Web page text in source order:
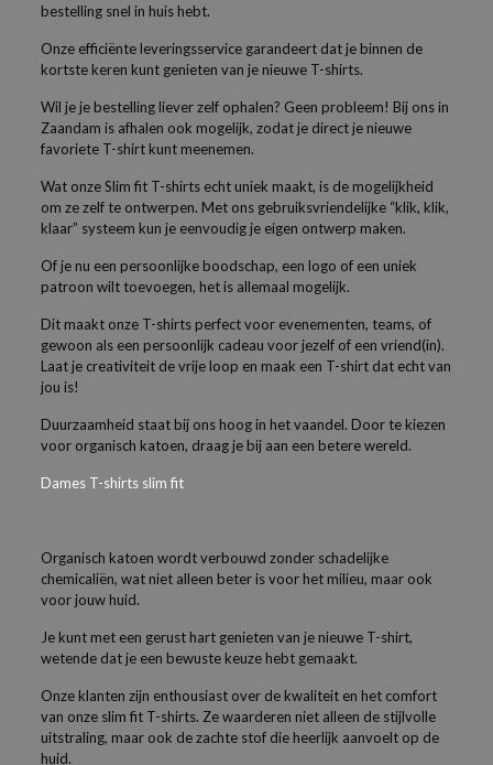
bestelling snel in huis hebt.
Onze efficiënte leveringsservice garandeert dat je binnen de
kortste keren kunt genieten van je nieuwe T-shirts.
Wil je je bestelling liever zelf ophalen? Geen probleem! Bij ons in
Zaandam is afhalen ook mogelijk, zodat je direct je nieuwe
favoriete T-shirt kunt meenemen.
Wat onze Slim fit T-shirts echt uniek maakt, is de mogelijkheid
om ze zelf te ontwerpen. Met ons gebruiksvriendelijke “klik, klik,
klaar” systeem kun je eenvoudig je eigen ontwerp maken.
Of je nu een persoonlijke boodschap, een logo of een uniek
patroon wilt toevoegen, het is allemaal mogelijk.
Dit maakt onze T-shirts perfect voor evenementen, teams, of
gewoon als een persoonlijk cadeau voor jezelf of een vriend(in).
Laat je creativiteit de vrije loop en maak een T-shirt dat echt van
jou is!
Duurzaamheid staat bij ons hoog in het vaandel. Door te kiezen
voor organisch katoen, draag je bij aan een betere wereld.
Dames T-shirts slim fit
Organisch katoen wordt verbouwd zonder schadelijke
chemicaliën, wat niet alleen beter is voor het milieu, maar ook
voor jouw huid.
Je kunt met een gerust hart genieten van je nieuwe T-shirt,
wetende dat je een bewuste keuze hebt gemaakt.
Onze klanten zijn enthousiast over de kwaliteit en het comfort
van onze slim fit T-shirts. Ze waarderen niet alleen de stijlvolle
uitstraling, maar ook de zachte stof die heerlijk aanvoelt op de
huid.